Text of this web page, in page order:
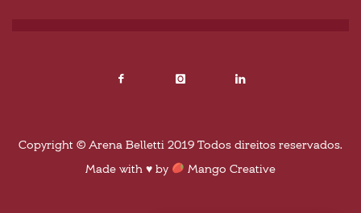
Copyright © Arena Belletti 2019 Todos direitos reservados.
Made with ♥ by
Mango Creative